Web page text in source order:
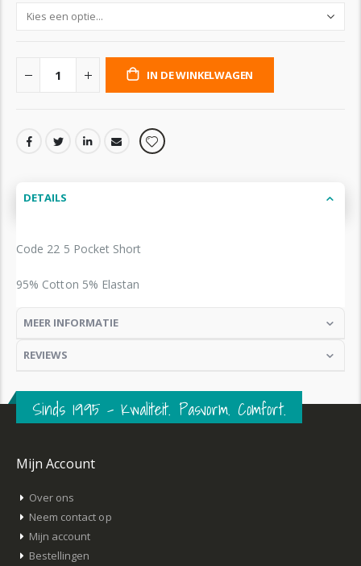
IN DE WINKELWAGEN
DETAILS
Code 22 5 Pocket Short
95% Cotton 5% Elastan
MEER INFORMATIE
REVIEWS
Sinds 1995 – Kwaliteit. Pasvorm. Comfort.
Mijn Account
Over ons
Neem contact op
Mijn account
Bestellingen